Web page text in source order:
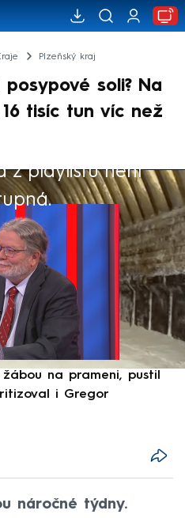
Plzeňský kraj
soli? Na
tisíc tun víc než
z playlistu není
na prameni, pustil
i Gregor
náročné týdny.